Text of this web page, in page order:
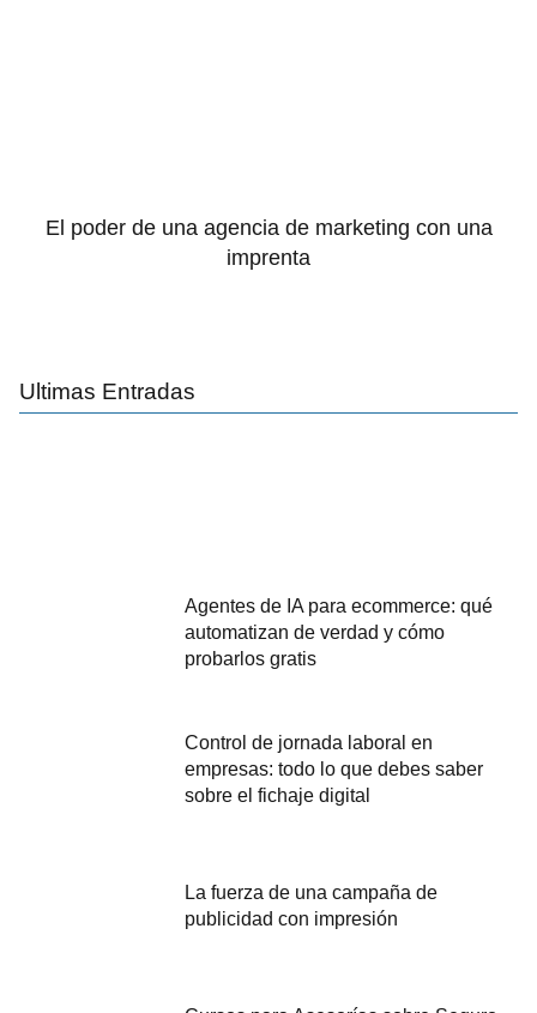
El poder de una agencia de marketing con una
imprenta
Ultimas Entradas
Agentes de IA para ecommerce: qué
automatizan de verdad y cómo
probarlos gratis
Control de jornada laboral en
empresas: todo lo que debes saber
sobre el fichaje digital
La fuerza de una campaña de
publicidad con impresión